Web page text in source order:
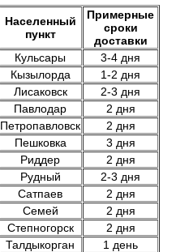
Населенный
пункт
Примерные
сроки
доставки
Кульсары
3-4 дня
Кызылорда
1-2 дня
Лисаковск
2-3 дня
Павлодар
2 дня
Петропавловск
2 дня
Пешковка
3 дня
Риддер
2 дня
Рудный
2-3 дня
Сатпаев
2 дня
Семей
2 дня
Степногорск
2 дня
Талдыкорган
1 день